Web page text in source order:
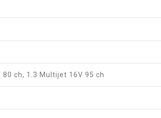
ch, 1.3 Multijet 16V 95 ch